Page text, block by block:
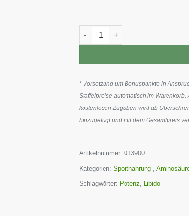
Olimp Argi Power - 120 Kapseln
* Vorsetzung um Bonuspunkte in
Staffelpreise automatisch im
kostenlosen Zugaben wird ab
hinzugefügt und mit dem Gesamtpreis
Artikelnummer:013900
Kategorien:Sportnahrung ,
Schlagwörter: Potenz, Libido